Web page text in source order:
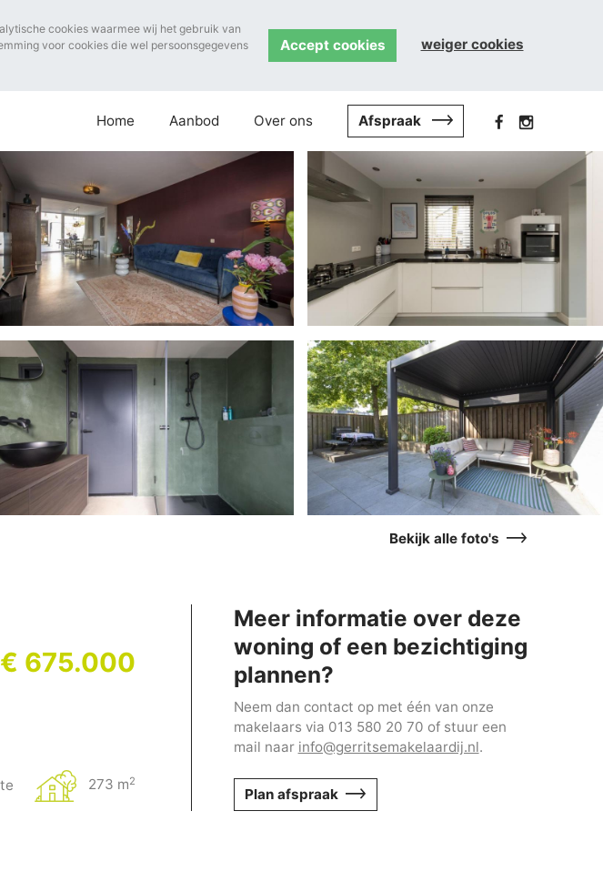
cookies waarmee wij het gebruik van
voor cookies die wel persoonsgegevens
Accept cookies weiger cookies
Home Aanbod Over ons Afspraak
Bekijk alle foto's
€ 675.000
273 m2
Meer informatie over deze
woning of een bezichtiging
plannen?
Neem dan contact op met één van onze
makelaars via 013 580 20 70 of stuur een
mail naar info@gerritsemakelaardij.nl.
Plan afspraak